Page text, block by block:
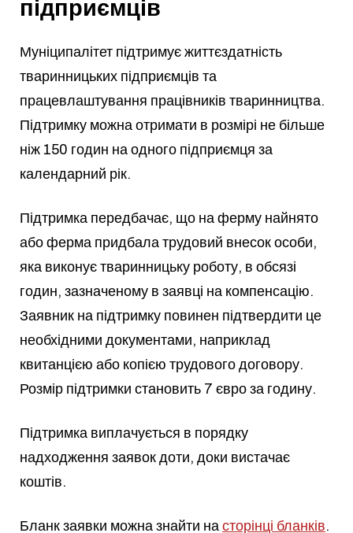
підприємців
Муніципалітет підтримує життєздатність
тваринницьких підприємців та
працевлаштування працівників тваринництва.
Підтримку можна отримати в розмірі не більше
ніж 150 годин на одного підприємця за
календарний рік.
Підтримка передбачає, що на ферму найнято
або ферма придбала трудовий внесок особи,
яка виконує тваринницьку роботу, в обсязі
годин, зазначеному в заявці на компенсацію.
Заявник на підтримку повинен підтвердити це
необхідними документами, наприклад
квитанцією або копією трудового договору.
Розмір підтримки становить 7 євро за годину.
Підтримка виплачується в порядку
надходження заявок доти, доки вистачає
коштів.
Бланк заявки можна знайти на сторінці бланків.